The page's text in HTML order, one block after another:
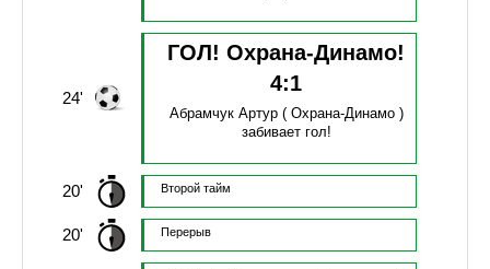
24'
ГОЛ! Охрана-Динамо!
4:1
Абрамчук Артур( Охрана-Динамо )
забивает гол!
20' Второй тайм
20' Перерыв